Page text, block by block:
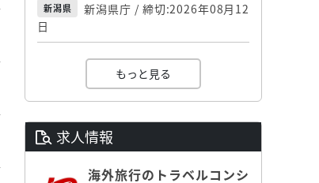
新潟県
新潟県庁 / 締切:2026年08月12
日
もっと見る
求人情報
海外旅行のトラベルコンシ